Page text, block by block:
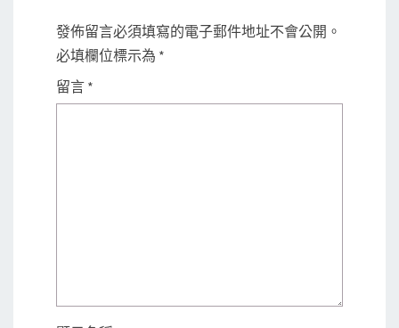
發佈留言必須填寫的電子郵件地址不會公開。
必填欄位標示為 *
留言 *